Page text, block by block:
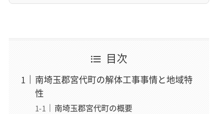
目次
南埼玉郡宮代町の解体工事事情と地域特
性
南埼玉郡宮代町の概要